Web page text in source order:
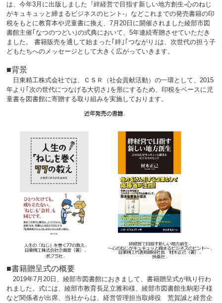
は、今年3月に出版しました『絆経営で目指す新しい地方創生-心のねじ
がキュキュッと締まるビジネスのヒント-』などこれまでの発売書籍の印
税をもとに教育本や児童書に換え、7月20日に開催されました綾部市図
書館主催｢なつのつどい｣の式典において、5年連続寄贈させていただき
ました。 書籍販売を通して始まった｢絆｣｢つながり｣は、次世代の担う子
どもたちへのメッセージとして大きく広がっていきます。
■背景
日東精工株式会社では、ＣＳＲ（社会貢献活動）の一環として、2015
年より｢次の世代につなげる大切さ｣を形にするため、印税をベースに児
童書を図書館に寄贈する取り組みを実施しております。
■書籍贈呈式の概要
2019年7月20日、綾部市図書館におきまして、書籍贈呈式が執り行わ
れました。式には、綾部市教育長足立雅和様、綾部市図書館生駒彩子様
など関係者が出席、当社からは、経営管理担当取締役 荒賀誠と経営企